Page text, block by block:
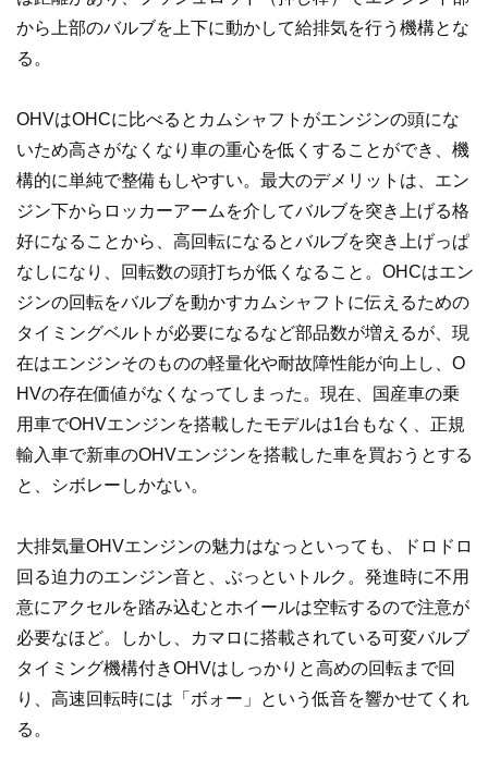
から上部のバルブを上下に動かして給排気を行う機構とな
る。
OHVはOHCに比べるとカムシャフトがエンジンの頭にな
いため高さがなくなり車の重心を低くすることができ、機
構的に単純で整備もしやすい。最大のデメリットは、エン
ジン下からロッカーアームを介してバルブを突き上げる格
好になることから、高回転になるとバルブを突き上げっぱ
なしになり、回転数の頭打ちが低くなること。OHCはエン
ジンの回転をバルブを動かすカムシャフトに伝えるための
タイミングベルトが必要になるなど部品数が増えるが、現
在はエンジンそのものの軽量化や耐故障性能が向上し、O
HVの存在価値がなくなってしまった。現在、国産車の乗
用車でOHVエンジンを搭載したモデルは1台もなく、正規
輸入車で新車のOHVエンジンを搭載した車を買おうとする
と、シボレーしかない。
大排気量OHVエンジンの魅力はなっといっても、ドロドロ
回る迫力のエンジン音と、ぶっといトルク。発進時に不用
意にアクセルを踏み込むとホイールは空転するので注意が
必要なほど。しかし、カマロに搭載されている可変バルブ
タイミング機構付きOHVはしっかりと高めの回転まで回
り、高速回転時には「ボォー」という低音を響かせてくれ
る。